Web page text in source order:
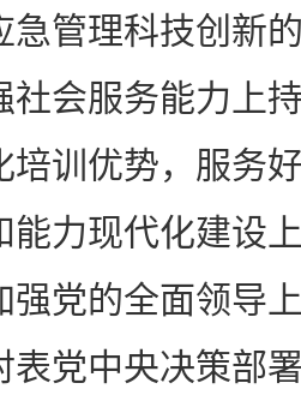
急管理科技创新
社会服务能力上
培训优势，服务
能力现代化建设
强党的全面领导
表党中央决策部